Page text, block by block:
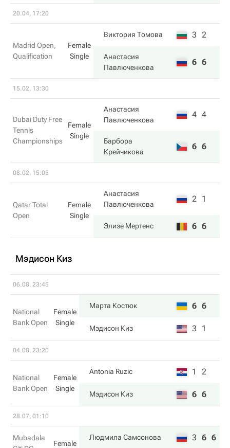
20.04, 17:20
Madrid Open,
Qualification
Female
Single
Виктория Томова 3 2
Анастасия
Павлюченкова
6 6
15.02, 13:30
Dubai Duty Free
Tennis
Championships
Female
Single
Анастасия
Павлюченкова
4 4
Барбора
Крейчикова
6 6
08.02, 15:05
Qatar Total
Open
Female
Single
Анастасия
Павлюченкова
2 1
Элизе Мертенс 6 6
Мэдисон Киз
06.08, 23:45
National
Bank Open
Female
Single
Марта Костюк 6 6
Мэдисон Киз 3 1
04.08, 23:20
National
Bank Open
Female
Single
Antonia Ruzic 1 2
Мэдисон Киз 6 6
28.07, 01:10
Mubadala
Female
Людмила Самсонова 3 6 6